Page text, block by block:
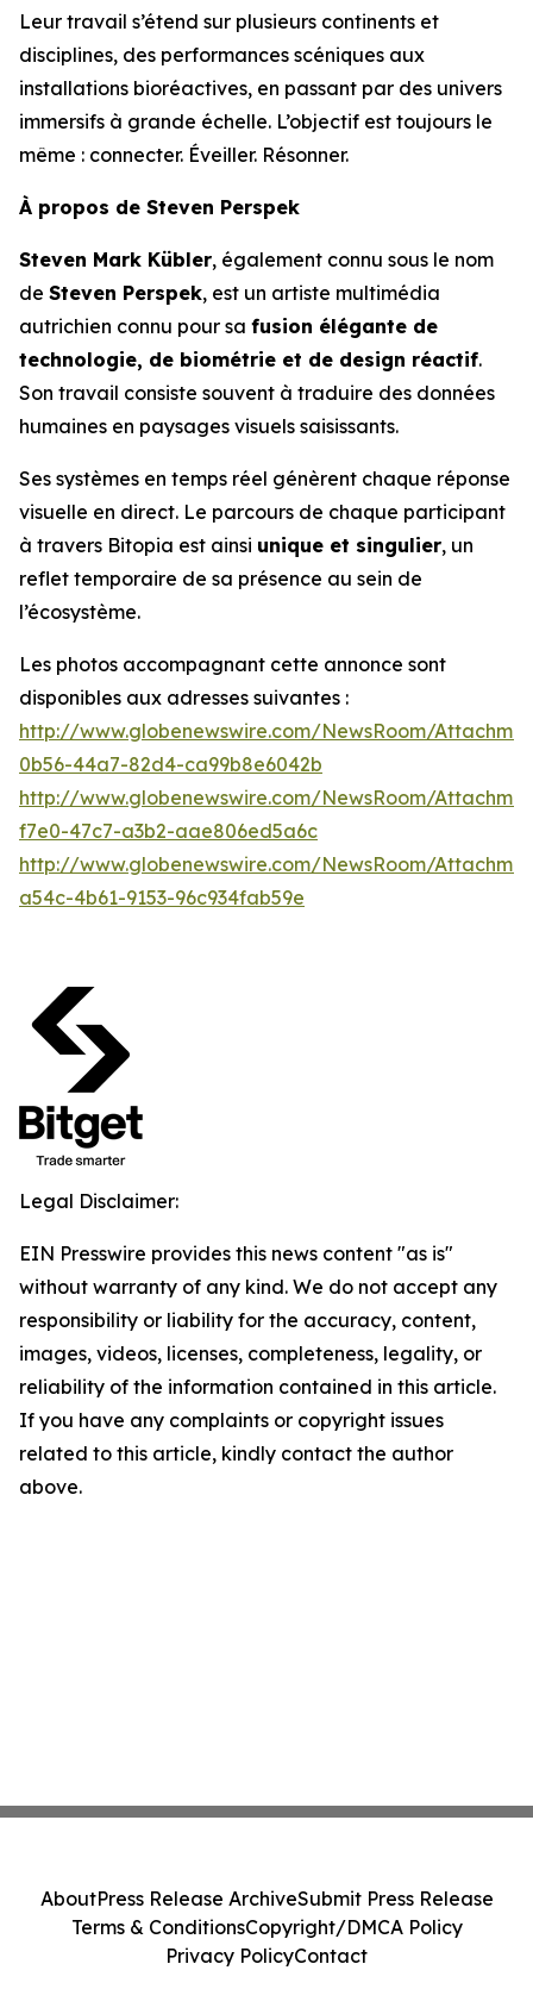
Leur travail s’étend sur plusieurs continents et
disciplines, des performances scéniques aux
installations bioréactives, en passant par des univers
immersifs à grande échelle. L’objectif est toujours le
même : connecter. Éveiller. Résonner.
À propos de Steven Perspek
Steven Mark Kübler, également connu sous le nom
de Steven Perspek, est un artiste multimédia
autrichien connu pour sa fusion élégante de
technologie, de biométrie et de design réactif.
Son travail consiste souvent à traduire des données
humaines en paysages visuels saisissants.
Ses systèmes en temps réel génèrent chaque réponse
visuelle en direct. Le parcours de chaque participant
à travers Bitopia est ainsi unique et singulier, un
reflet temporaire de sa présence au sein de
l’écosystème.
Les photos accompagnant cette annonce sont
disponibles aux adresses suivantes :
http://www.globenewswire.com/NewsRoom/
0b56-44a7-82d4-ca99b8e6042b
http://www.globenewswire.com/NewsRoom/
f7e0-47c7-a3b2-aae806ed5a6c
http://www.globenewswire.com/NewsRoom/
a54c-4b61-9153-96c934fab59e
Legal Disclaimer:
EIN Presswire provides this news content "as is"
without warranty of any kind. We do not accept any
responsibility or liability for the accuracy, content,
images, videos, licenses, completeness, legality, or
reliability of the information contained in this article.
If you have any complaints or copyright issues
related to this article, kindly contact the author
above.
AboutPress Release ArchiveSubmit Press Release
Terms & ConditionsCopyright/DMCA Policy
Privacy PolicyContact